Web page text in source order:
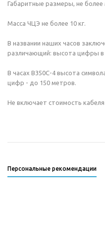
Габаритные размеры, не более
Масса ЧЦЭ не более 10 кг.
В названии наших часов
различающий: высота цифры в
В часах В350С-4 высота
цифр - до 150 метров.
Не включает стоимость
Персональные рекомендации